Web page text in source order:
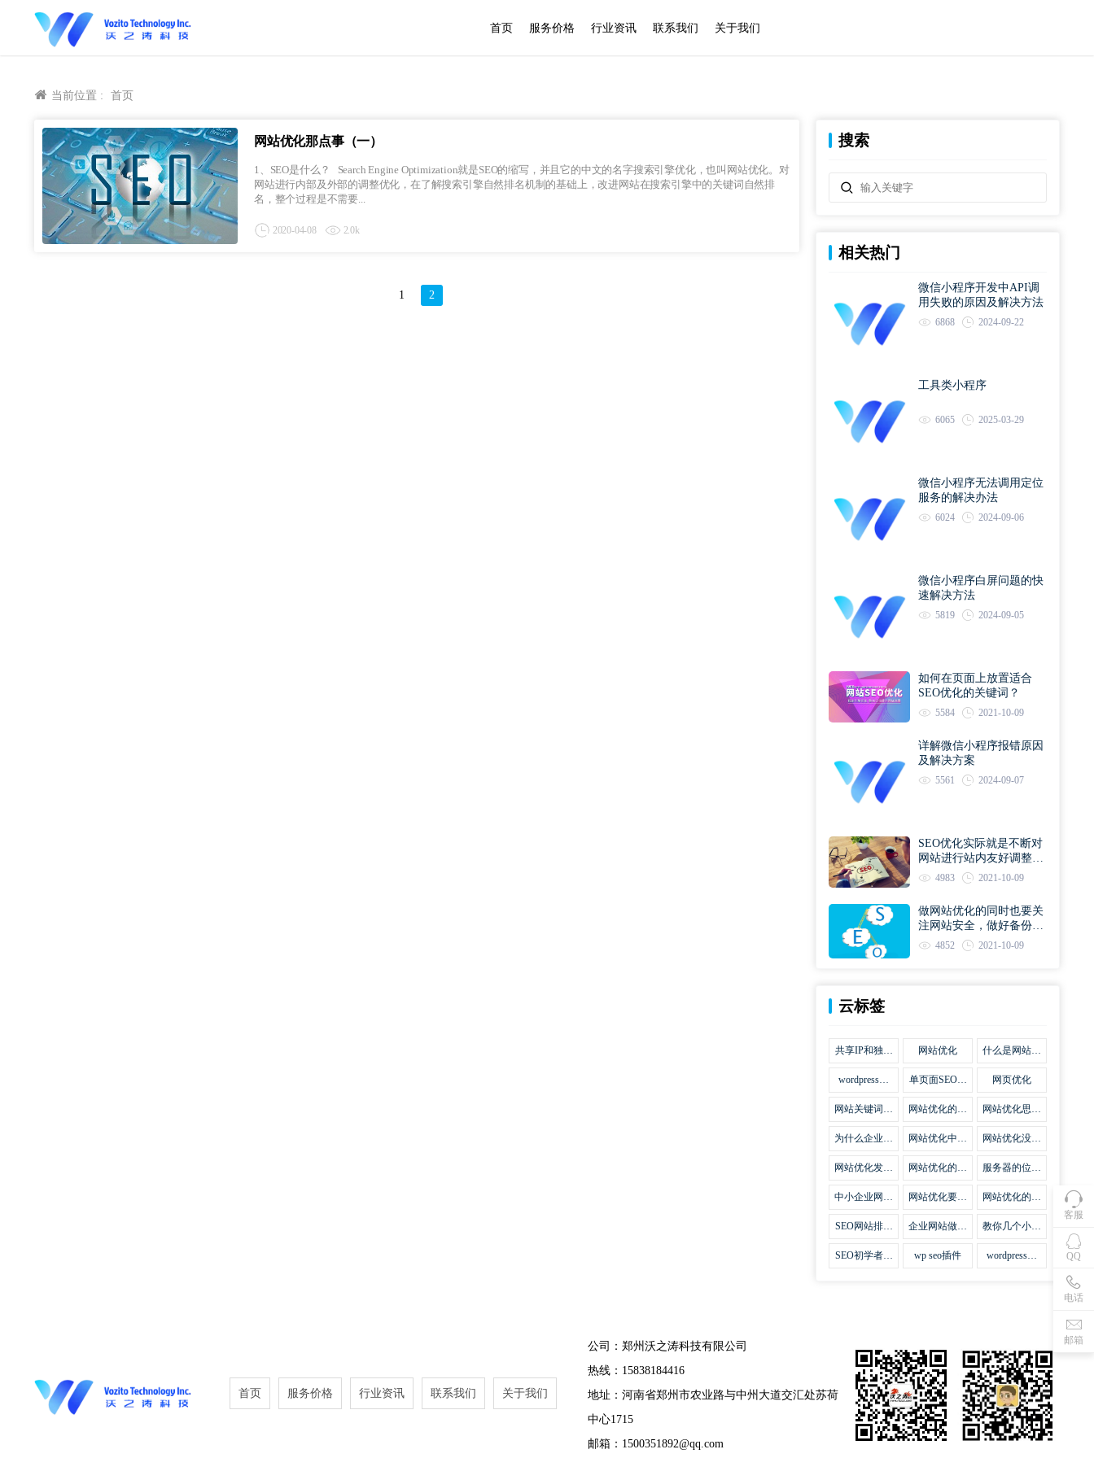
首页 服务价格 行业资讯 联系我们 关于我们
当前位置 : 首页
搜索
相关热门
微信小程序开发中API调
用失败的原因及解决方法
6868 2024-09-22
工具类小程序
6065 2025-03-29
微信小程序无法调用定位
服务的解决办法
6024 2024-09-06
微信小程序白屏问题的快
速解决方法
5819 2024-09-05
如何在页面上放置适合
SEO优化的关键词？
5584 2021-10-09
详解微信小程序报错原因
及解决方案
5561 2024-09-07
SEO优化实际就是不断对
网站进行站内友好调整直
到符合优化规则
4983 2021-10-09
做网站优化的同时也要关
注网站安全，做好备份工
作 4852 2021-10-09
云标签
共享IP和独立
网站优化
什么是网站优
wordpress网
集插件
单页面SEO网
网页优化
网站关键词优
么
网站优化的误
网站优化思路
要
为什么企业网
网站SEO优
网站优化中关
干问题
网站优化没有
味道
网站优化发挥
网站优化的费
服务器的位置
影响
中小企业网站
法
网站优化要不
网站优化的逆
SEO网站排名
法宝
企业网站做好
势
教你几个小技
页优化
SEO初学者，
wp seo插件
wordpress插
网站优化那点事（一）
1、SEO是什么？ Search Engine Optimization就是SEO的缩写，并且它的中文的名字搜索引擎优化，也叫网站优化。对
网站进行内部及外部的调整优化，在了解搜索引擎自然排名机制的基础上，改进网站在搜索引擎中的关键词自然排
名，整个过程是不需要...
2020-04-08 2.0k
1 2
客服
QQ
电话
邮箱
首页 服务价格 行业资讯 联系我们 关于我们
公司：郑州沃之涛科技有限公司
热线：15838184416
地址：河南省郑州市农业路与中州大道交汇处苏荷
中心1715
邮箱：1500351892@qq.com